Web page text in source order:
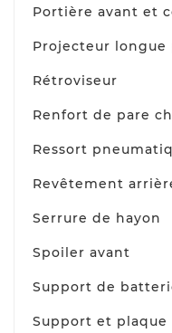
Portière avant et
Projecteur longue
Rétroviseur
Renfort de pare
Ressort
Revêtement
Serrure de hayon
Spoiler avant
Support de
Support et